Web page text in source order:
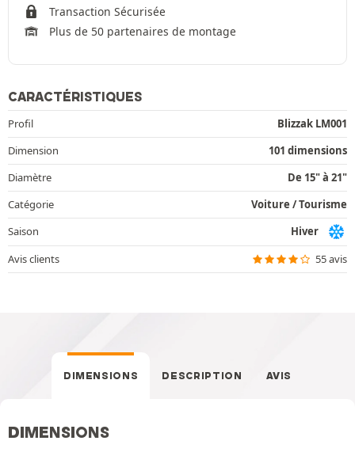
Transaction Sécurisée
Plus de 50 partenaires de montage
CARACTÉRISTIQUES
Profil
Blizzak LM001
Dimension
101 dimensions
Diamètre
De 15" à 21"
Catégorie
Voiture / Tourisme
Saison
Hiver
Avis clients
55 avis
DIMENSIONS DESCRIPTION AVIS
DIMENSIONS